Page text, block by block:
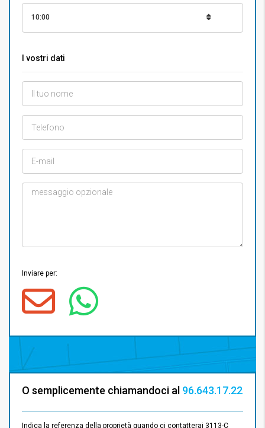
10:00
I vostri dati
Inviare per:
O semplicemente chiamandoci al 96.643.17.22
Indica la referenza della proprietà quando ci contatterai 3113-C